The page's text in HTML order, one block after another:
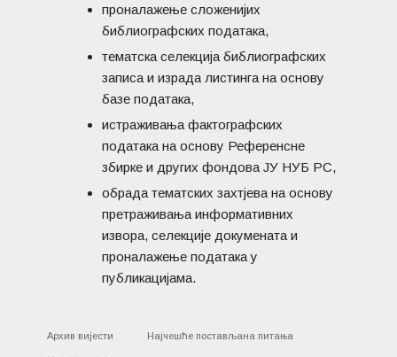
проналажење сложенијих
библиографских података,
тематска селекција библиографских
записа и израда листинга на основу
базе података,
истраживања фактографских
података на основу Референсне
збирке и других фондова ЈУ НУБ РС,
обрада тематских захтјева на основу
претраживања информативних
извора, селекције докумената и
проналажење података у
публикацијама.
Архив вијести Најчешће постављана питања